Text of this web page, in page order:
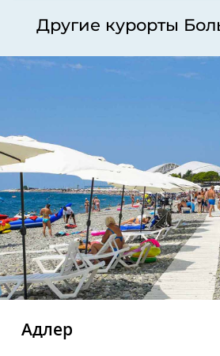
Другие курорты
Адлер